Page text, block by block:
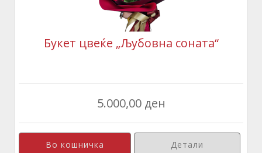
Букет цвеќе „Љубовна соната“
5.000,00 ден
Детали